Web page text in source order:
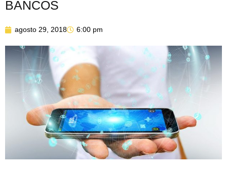
BANCOS
agosto 29, 2018 6:00 pm